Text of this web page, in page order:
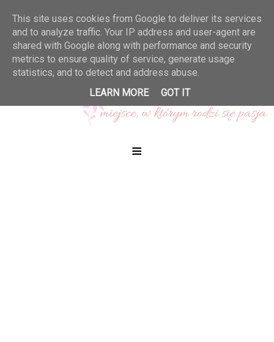
≡
This site uses cookies from Google to deliver its services
and to analyze traffic. Your IP address and user-agent are
shared with Google along with performance and security
metrics to ensure quality of service, generate usage
statistics, and to detect and address abuse.
LEARN MORE
GOT IT